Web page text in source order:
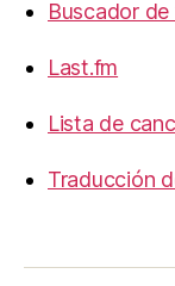
Buscador
Last.fm
Lista de
Traducción